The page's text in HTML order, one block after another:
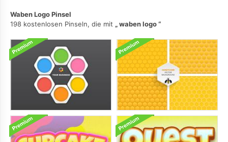
Waben Logo Pinsel
198 kostenlosen Pinseln, die mit
waben logo